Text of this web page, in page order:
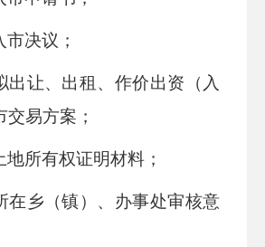
市决议；
出让、出租、作价出资（入
交易方案；
地所有权证明材料；
在乡（镇）、办事处审核意